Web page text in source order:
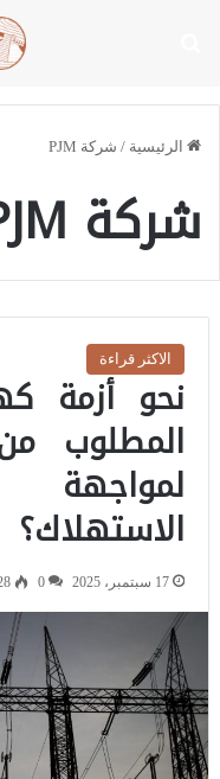
الرئيسية / شركة PJM
شركة PJM
الاكثر قراءة
نحو أزمة
المطلوب
الاستهلاك؟
17 سبتمبر، 2025 0